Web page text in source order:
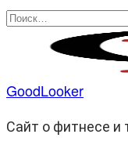
Перейти
содержанию
Search
GoodLooker
Сайт о фитнесе и